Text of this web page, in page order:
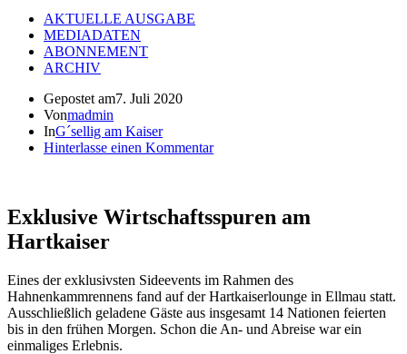
AKTUELLE AUSGABE
MEDIADATEN
ABONNEMENT
ARCHIV
Gepostet am7. Juli 2020
Vonmadmin
InG´sellig am Kaiser
Hinterlasse einen Kommentar
Exklusive Wirtschaftsspuren am
Hartkaiser
Eines der exklusivsten Sideevents im Rahmen des
Hahnenkammrennens fand auf der Hartkaiserlounge in Ellmau statt.
Ausschließlich geladene Gäste aus insgesamt 14 Nationen feierten
bis in den frühen Morgen. Schon die An- und Abreise war ein
einmaliges Erlebnis.